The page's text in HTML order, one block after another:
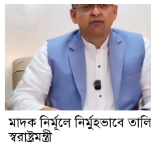
মাদক নির্মূলে নির্মুহভাবে
স্বরাষ্ট্রমন্ত্রী